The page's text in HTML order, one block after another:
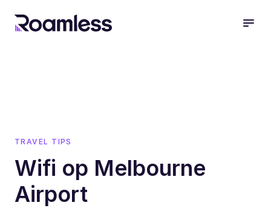
TRAVEL TIPS
Wifi op Melbourne
Airport